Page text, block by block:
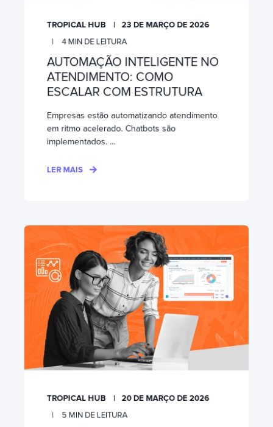
TROPICAL HUB
23 DE MARÇO DE 2026
4MIN DE LEITURA
AUTOMAÇÃO INTELIGENTE NO
ATENDIMENTO: COMO
ESCALAR COM ESTRUTURA
Empresas estão automatizando atendimento
em ritmo acelerado. Chatbots são
implementados. ...
LER MAIS
TROPICAL HUB 20 DE MARÇO DE 2026
5 MIN DE LEITURA